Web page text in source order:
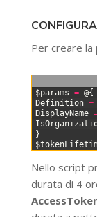
Per creare la
$params = @{
Definition =
DisplayName
}
Nello script
durata di 4